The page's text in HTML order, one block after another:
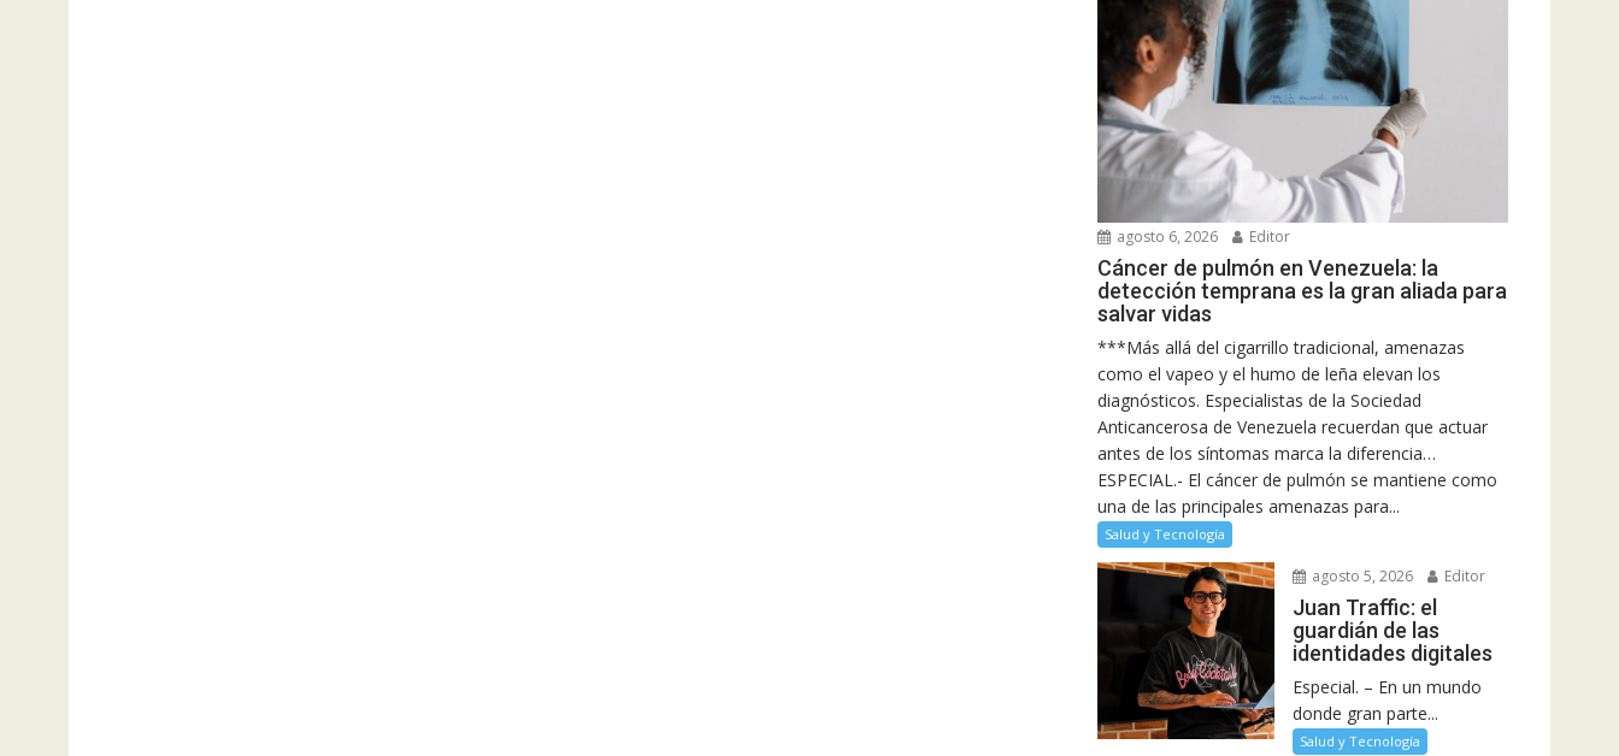
agosto 6, 2026 Editor
Cáncer de pulmón en Venezuela: la
detección temprana es la gran aliada para
salvar vidas
***Más allá del cigarrillo tradicional, amenazas
como el vapeo y el humo de leña elevan los
diagnósticos. Especialistas de la Sociedad
Anticancerosa de Venezuela recuerdan que actuar
antes de los síntomas marca la diferencia…
ESPECIAL.- El cáncer de pulmón se mantiene como
una de las principales amenazas para...
Salud y Tecnología
agosto 5, 2026 Editor
Juan Traffic: el
guardián de las
identidades digitales
Especial. – En un mundo
donde gran parte...
Salud y Tecnología